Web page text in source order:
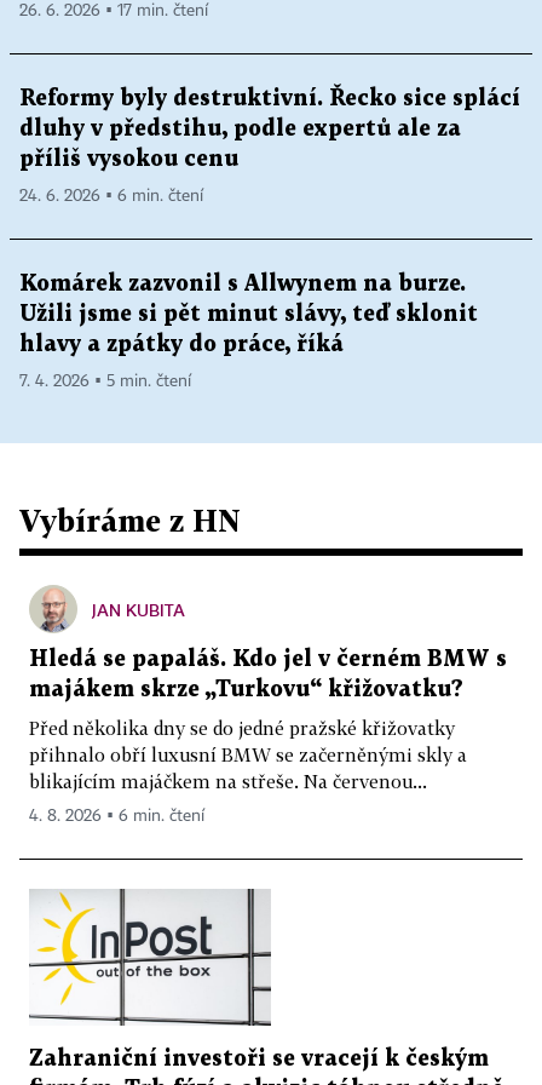
26. 6. 2026 ▪ 17 min. čtení
Reformy byly destruktivní. Řecko sice splácí
dluhy v předstihu, podle expertů ale za
příliš vysokou cenu
24. 6. 2026 ▪ 6 min. čtení
Komárek zazvonil s Allwynem na burze.
Užili jsme si pět minut slávy, teď sklonit
hlavy a zpátky do práce, říká
7. 4. 2026 ▪ 5 min. čtení
Vybíráme z HN
JAN KUBITA
Hledá se papaláš. Kdo jel v černém BMW s
majákem skrze „Turkovu“ křižovatku?
Před několika dny se do jedné pražské křižovatky
přihnalo obří luxusní BMW se začerněnými skly a
blikajícím majáčkem na střeše. Na červenou...
4. 8. 2026 ▪ 6 min. čtení
Zahraniční investoři se vracejí k českým